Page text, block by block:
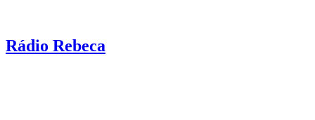
Rádio Rebeca